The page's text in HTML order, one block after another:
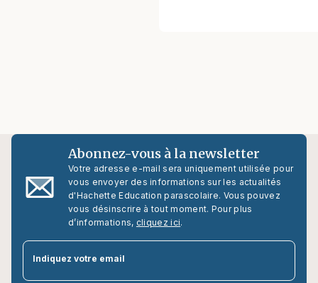
Abonnez-vous à la newsletter
Votre adresse e-mail sera uniquement utilisée pour
vous envoyer des informations sur les actualités
d'Hachette Education parascolaire. Vous pouvez
vous désinscrire à tout moment. Pour plus
d’informations, cliquez ici.
Indiquez votre email